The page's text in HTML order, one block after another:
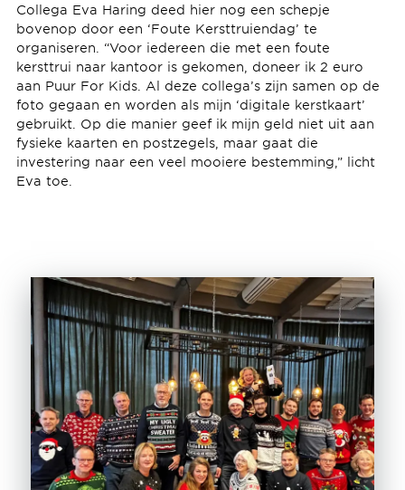
Collega Eva Haring deed hier nog een schepje
bovenop door een ‘Foute Kersttruiendag’ te
organiseren. “Voor iedereen die met een foute
kersttrui naar kantoor is gekomen, doneer ik 2 euro
aan Puur For Kids. Al deze collega’s zijn samen op de
foto gegaan en worden als mijn ‘digitale kerstkaart’
gebruikt. Op die manier geef ik mijn geld niet uit aan
fysieke kaarten en postzegels, maar gaat die
investering naar een veel mooiere bestemming,” licht
Eva toe.